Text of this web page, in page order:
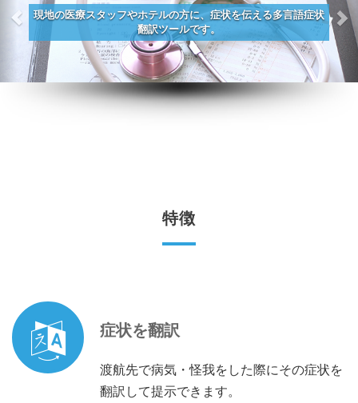
状
特徴
症状を翻訳
渡航先で病気・怪我をした際にその症状を
翻訳して提示できます。